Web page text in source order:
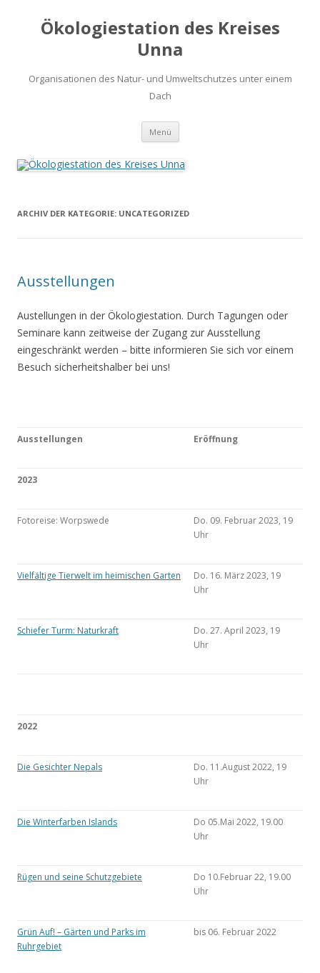
Ökologiestation des Kreises
Unna
Organisationen des Natur- und Umweltschutzes unter einem
Dach
Menü Zum
springen
ARCHIV DER KATEGORIE: UNCATEGORIZED
Ausstellungen
Austellungen in der Ökologiestation. Durch Tagungen oder
Seminare kann zeitweise der Zugang zur Ausstellung
eingeschränkt werden – bitte informieren Sie sich vor einem
Besuch sicherheitshalber bei uns!
Ausstellungen Eröffnung
2023
Fotoreise: Worpswede
Do. 09. Februar 2023, 19
Uhr
Vielfältige Tierwelt im heimischen Garten
Do. 16. März 2023, 19
Uhr
Schiefer Turm: Naturkraft
Do. 27. April 2023, 19
Uhr
2022
Die Gesichter Nepals
Do. 11.August 2022, 19
Uhr
Die Winterfarben Islands
Do 05.Mai 2022, 19.00
Uhr
Rügen und seine Schutzgebiete
Do 10.Februar 22, 19.00
Uhr
Grün Auf! – Gärten und Parks im
Ruhrgebiet
bis 06. Februar 2022